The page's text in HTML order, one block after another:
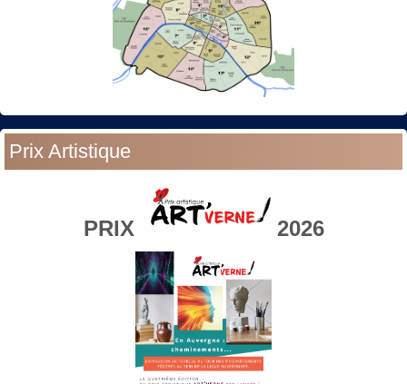
Prix Artistique
PRIX 2026